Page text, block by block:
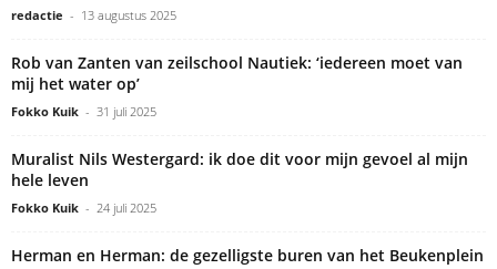
redactie - 13 augustus 2025
Rob van Zanten van zeilschool Nautiek: ‘iedereen moet van
mij het water op’
Fokko Kuik - 31 juli 2025
Muralist Nils Westergard: ik doe dit voor mijn gevoel al mijn
hele leven
Fokko Kuik - 24 juli 2025
Herman en Herman: de gezelligste buren van het Beukenplein